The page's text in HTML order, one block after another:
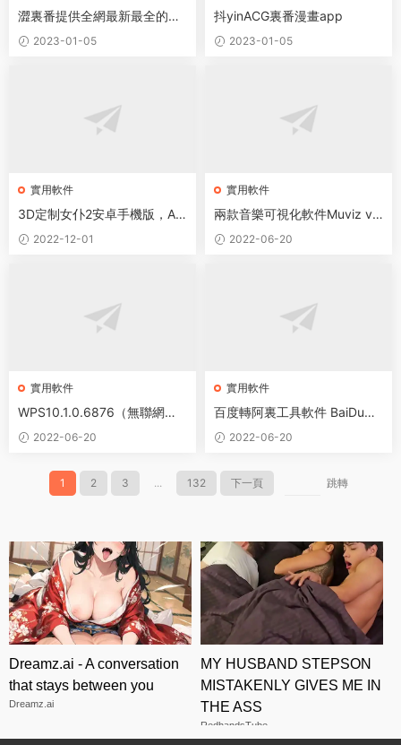
澀裏番提供全網最新最全的漫
畫和動漫
2023-01-05
抖yinACG裏番漫畫app
2023-01-05
實用軟件
3D定制女仆2安卓手機版，AC
G遊戲3A級手遊品質【簡體全
中文】[3D互動/中文]
2022-12-01
實用軟件
兩款音樂可視化軟件Muviz v
5.0.6.2和Muviz Edge v1.3.1.1
2022-06-20
實用軟件
WPS10.1.0.6876（無聯網功
能） 純淨綠色版
2022-06-20
實用軟件
百度轉阿裏工具軟件 BaiDuDis
kTrans 1.0.0.0
2022-06-20
1 2 3 ... 132 下一頁 跳轉
Dreamz.ai - A conversation
that stays between you
Dreamz.ai
MY HUSBAND STEPSON
MISTAKENLY GIVES ME IN
THE ASS
RedhandsTube